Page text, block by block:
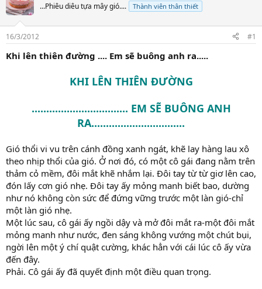
n
...Phiêu diêu tựa mây gió.... Thành viên thân thiết
16/3/2012 #1
Khi lên thiên đường .... Em sẽ buông anh ra.....
KHI LÊN THIÊN ĐƯỜNG
................................. EM SẼ BUÔNG ANH
RA................................
Gió thổi vi vu trên cánh đồng xanh ngát, khẽ lay hàng lau xô
theo nhịp thổi của gió. Ở nơi đó, có một cô gái đang nằm trên
thảm cỏ mềm, đôi mắt khẽ nhắm lại. Đôi tay từ từ giơ lên cao,
đón lấy cơn gió nhẹ. Đôi tay ấy mỏng manh biết bao, dường
như nó không còn sức để đứng vững trước một làn gió-chỉ
một làn gió nhẹ.
Một lúc sau, cô gái ấy ngồi dậy và mở đôi mắt ra-một đôi mắt
mỏng manh như nước, đen sáng không vướng một chút bụi,
ngời lên một ý chí quật cường, khác hẳn với cái lúc cô ấy vừa
đến đây.
Phải. Cô gái ấy đã quyết định một điều quan trọng.